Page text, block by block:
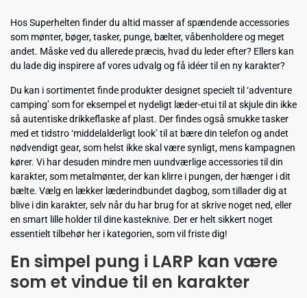
Hos Superhelten finder du altid masser af spændende accessories
som mønter, bøger, tasker, punge, bælter, våbenholdere og meget
andet. Måske ved du allerede præcis, hvad du leder efter? Ellers kan
du lade dig inspirere af vores udvalg og få idéer til en ny karakter?
Du kan i sortimentet finde produkter designet specielt til ‘adventure
camping’ som for eksempel et nydeligt læder-etui til at skjule din ikke
så autentiske drikkeflaske af plast. Der findes også smukke tasker
med et tidstro ‘middelalderligt look’ til at bære din telefon og andet
nødvendigt gear, som helst ikke skal være synligt, mens kampagnen
kører. Vi har desuden mindre men uundværlige accessories til din
karakter, som metalmønter, der kan klirre i pungen, der hænger i dit
bælte. Vælg en lækker læderindbundet dagbog, som tillader dig at
blive i din karakter, selv når du har brug for at skrive noget ned, eller
en smart lille holder til dine kasteknive. Der er helt sikkert noget
essentielt tilbehør her i kategorien, som vil friste dig!
En simpel pung i LARP kan være
som et vindue til en karakter